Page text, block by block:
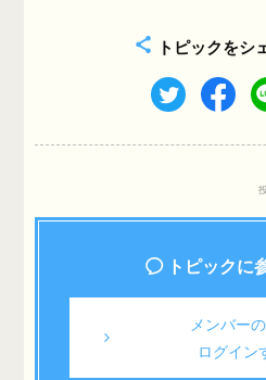
トピックをシ
トピックに
メンバー
ログイン